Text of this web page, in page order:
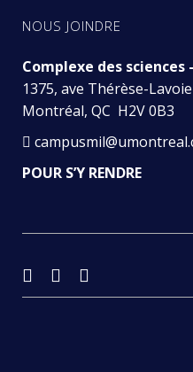
NOUS JOINDRE
Complexe des sciences
1375, ave Thérèse-
Montréal, QC H2V 0B3
POUR S’Y RENDRE